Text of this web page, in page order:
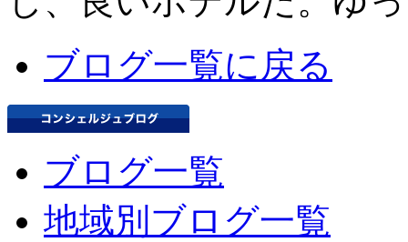
ブログ一覧に戻る
ブログ一覧
地域別ブログ一覧